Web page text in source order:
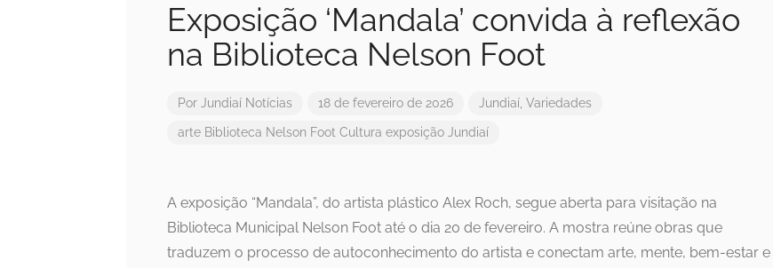
Exposição ‘Mandala’ convida à reflexão
na Biblioteca Nelson Foot
Por Jundiaí Notícias 18 de fevereiro de 2026 Jundiaí Variedades
arte Biblioteca Nelson Foot Cultura exposição Jundiaí
A exposição “Mandala”, do artista plástico Alex Roch, segue aberta para visitação na
Biblioteca Municipal Nelson Foot até o dia 20 de fevereiro. A mostra reúne obras que
traduzem o processo de autoconhecimento do artista e conectam arte, mente, bem-estar e